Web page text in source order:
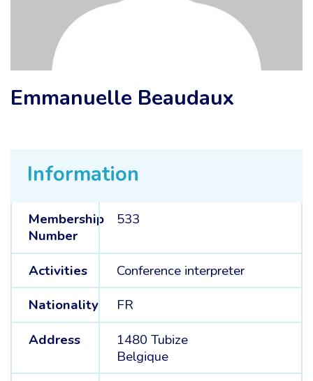
Information
Membership
Number
533
Activities
Conference interpreter
Nationality
FR
Address
1480 Tubize
Belgique
Emmanuelle Beaudaux